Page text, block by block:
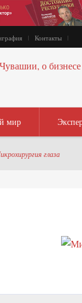
Контакты
мир
глаза